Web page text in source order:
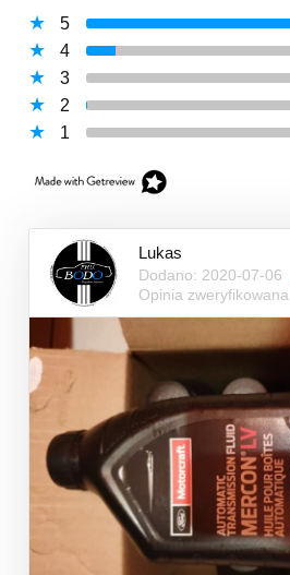
5
4
3
2
1
Lukas
Dodano: 2020-07-06
Opinia zweryfikowana